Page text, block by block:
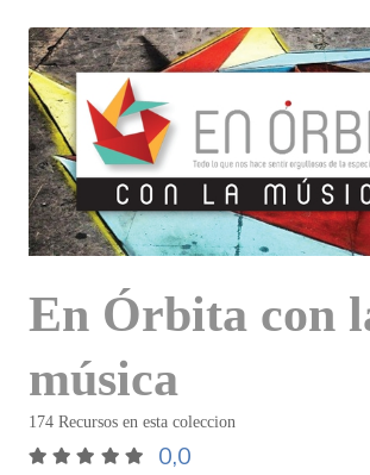
En Órbita con
música
174 Recursos en esta coleccion
0,0